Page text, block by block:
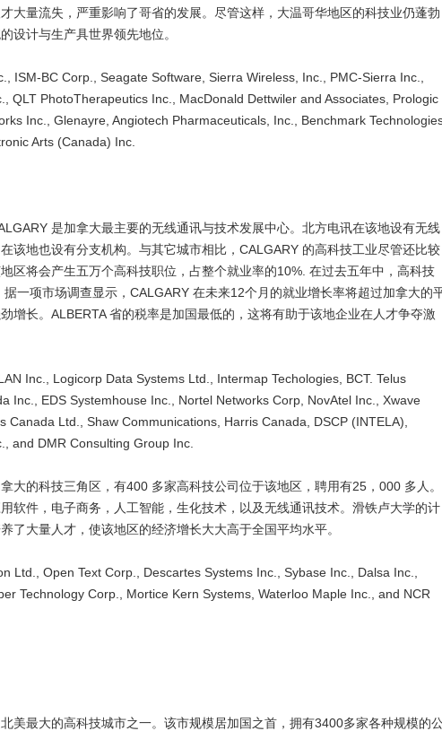
大量流失，严重影响了哥省的发展。尽管这样，大温哥华地区的科技业仍蓬勃
设计与生产具世界领先地位。
BC Corp., Seagate Software, Sierra Wireless, Inc., PMC-Sierra Inc.,
QLT PhotoTherapeutics Inc., MacDonald Dettwiler and Associates, Prologic
Inc., Glenayre, Angiotech Pharmaceuticals, Inc., Benchmark
Arts (Canada) Inc.
是加拿大最主要的无线通讯与技术发展中心。北方电讯在该地设有无线
该地也设有分支机构。与其它城市相比，CALGARY 的高科技工业尽管还比较
区将会产生五万个高科技职位，占整个就业率的10%. 在过去五年中，高科技
一项市场调查显示，CALGARY 在未来12个月的就业增长率将超过加拿大的
增长。ALBERTA 省的税率是加国最低的，这将有助于该地企业在人才争夺激
Inc., Logicorp Data Systems Ltd., Intermap Techologies, BCT. Telus
Inc., EDS Systemhouse Inc., Nortel Networks Corp, NovAtel Inc., Xwave
Canada Ltd., Shaw Communications, Harris Canada, DSCP (INTELA),
and DMR Consulting Group Inc.
的科技三角区，有400 多家高科技公司位于该地区，聘用有25，000 多人。
软件，电子商务，人工智能，生化技术，以及无线通讯技术。滑铁卢大学的计
了大量人才，使该地区的经济增长大大高于全国平均水平。
Open Text Corp., Descartes Systems Inc., Sybase Inc., Dalsa Inc.,
Technology Corp., Mortice Kern Systems, Waterloo Maple Inc., and NCR
最大的高科技城市之一。该市规模居加国之首，拥有3400多家各种规模的